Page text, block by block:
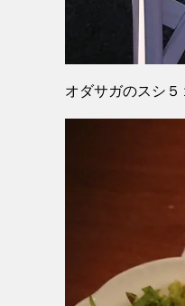
オダサガのスシ５